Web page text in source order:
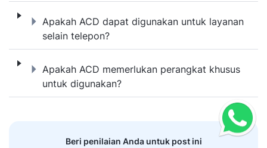
Apakah ACD dapat digunakan untuk layanan
selain telepon?
Apakah ACD dapat digunakan untuk
Apakah ACD memerlukan perangkat khusus
untuk digunakan?
Apakah ACD memerlukan perangkat
Beri penilaian Anda untuk post ini